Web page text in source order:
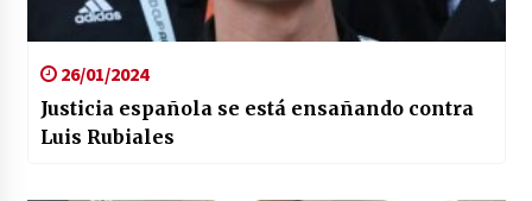
26/01/2024
Justicia española se está ensañando contra
Luis Rubiales